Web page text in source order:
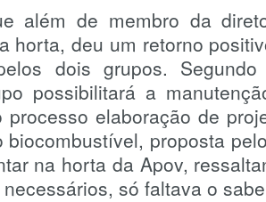
além de membro da
horta, deu um retorno
dois grupos.
possibilitará a
processo elaboração de
biocombustível, proposta
na horta da Apov,
só faltava o